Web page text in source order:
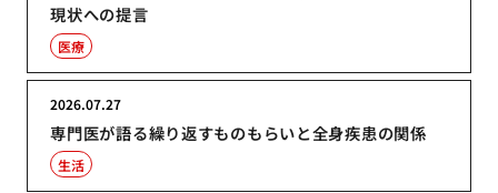
現状への提言
医療
専門医が語る繰り返すものもらいと全身疾患の関係
2026.07.27
生活